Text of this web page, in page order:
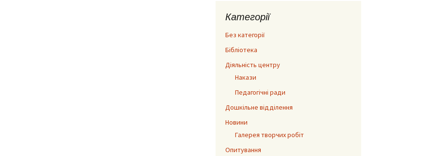
Категорії
Без категорії
Бібліотека
Діяльність центру
Накази
Педагогічні ради
Дошкільне відділення
Новини
Галерея творчих робіт
Опитування